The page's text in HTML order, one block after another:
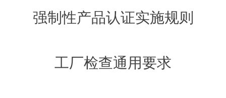
强制性产品认证实施规则
工厂检查通用要求